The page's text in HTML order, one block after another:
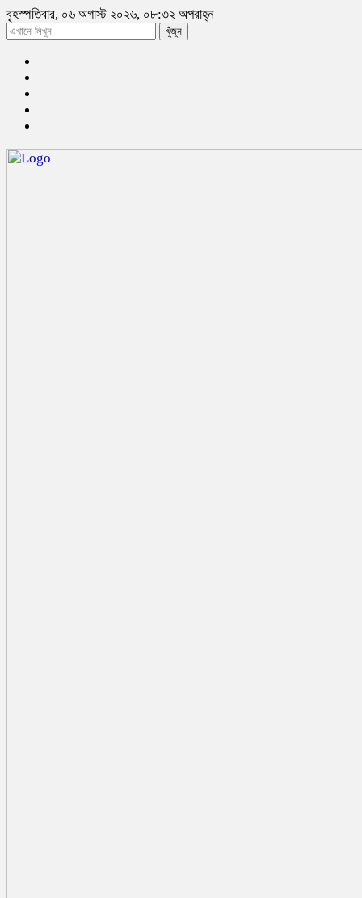
বৃহস্পতিবার, ০৬ অগাস্ট ২০২৬, ০৮:৩২ অপরাহ্ন
খুঁজুন